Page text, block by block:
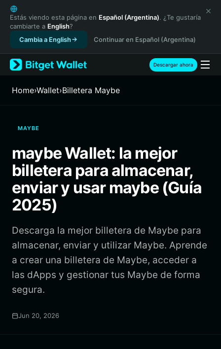
English
日本語
Tiếng Việt
Русский
Español (Latinoamérica)
Türkçe
Français
繁體中文
Bahasa Indonesia
ภาษาไทย
Español
Português (Brasil)
Estás viendo esta página en Español (Argentina). ¿Te gustaría
cambiarte a English?
Cambia a English
Continuar en Español (Argentina)
Descargar ahora
Home›Wallet›Billetera Maybe
MAYBE
maybe Wallet: la mejor
billetera para almacenar,
enviar y usar maybe (Guía
2025)
Descarga la mejor billetera de Maybe para
almacenar, enviar y utilizar Maybe. Aprende
a crear una billetera de Maybe, acceder a
las dApps y gestionar tus Maybe de forma
segura.
Jun 20, 2026